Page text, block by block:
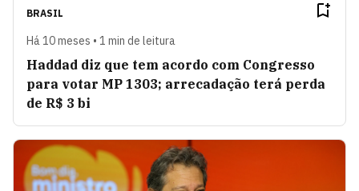
BRASIL
Há 10 meses • 1 min de leitura
Haddad diz que tem acordo com Congresso
para votar MP 1303; arrecadação terá perda
de R$ 3 bi